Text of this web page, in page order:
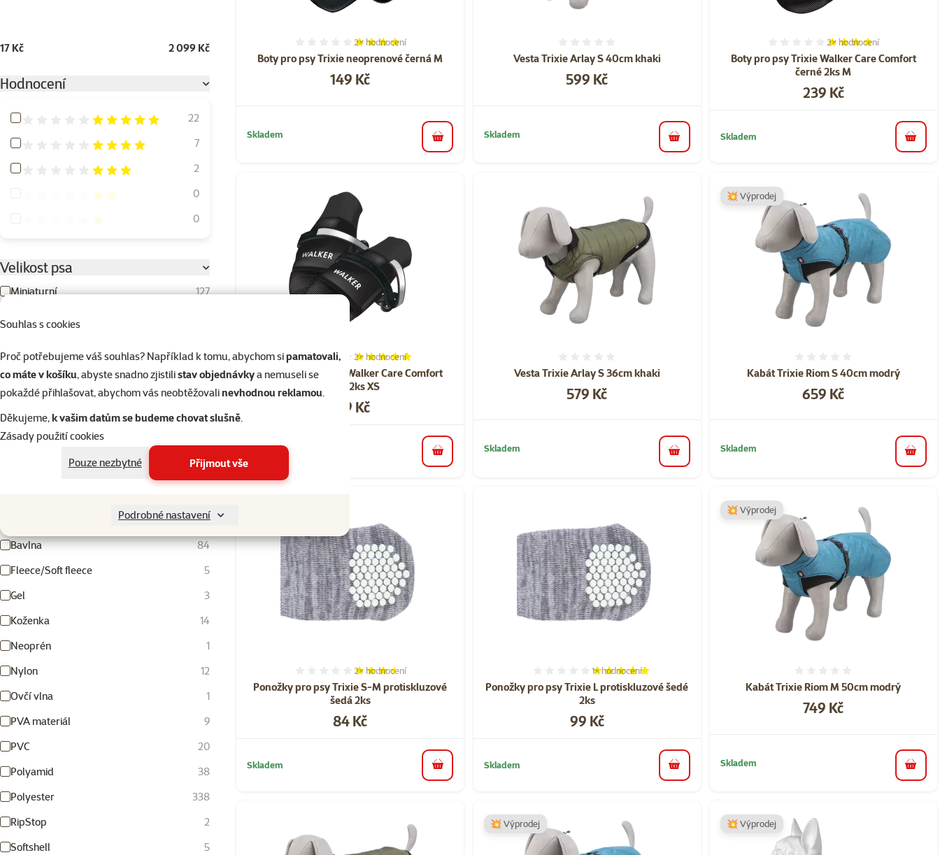
Souhlas s cookies
Proč potřebujeme váš souhlas? Například k tomu, abychom sipamatovali,
co máte v košíku, abyste snadno zjistilistav objednávkya nemuseli se
pokaždé přihlašovat, abychom vás neobtěžovalinevhodnou reklamou.
Děkujeme,k vašim datům se budeme chovat slušně.
Zásady použití cookies
Pouze nezbytné
Přijmout vše
Podrobné nastavení
17 Kč 2 099 Kč
Hodnocení
Hodnocení 100%
22
Hodnocení 80%
7
Hodnocení 60%
2
Hodnocení 40%
0
Hodnocení 20%
0
Velikost psa
Miniaturní
127
Velký
Obří
29
Barva
Multicolor
RůžováSvětle modrá
Tmavě modrá
Tmavě šedáTyrkysová
Zelená
ČervenáŠedohnědá/taupe
Šedá Žlutá
Bavlna
84
Fleece/Soft fleece
5
Gel
3
Koženka
14
Neoprén
1
Nylon
12
Ovčí vlna
1
PVA materiál
9
PVC
20
Polyamid
38
Polyester
338
RipStop
2
Softshell
5
Boty pro psy Trixie neoprenové černá M
Hodnocení 80%, počet hodnocení: 2
2× hodnocení
Cena
149 Kč
Skladem
do košíku
Vesta Trixie Arlay S 40cm khaki
Cena
599 Kč
Skladem
do košíku
Boty pro psy Trixie Walker Care Comfort
černé 2ks M
Hodnocení 80%, počet
2× hodnocení
Cena
239 Kč
Skladem do
Boty pro psy Trixie Walker Care Comfort
černé 2ks XS
Hodnocení 100%, počet hodnocení: 2
2× hodnocení
Cena
159 Kč
do košíku
Vesta Trixie Arlay S 36cm khaki
Cena
579 Kč
Skladem
do košíku
Kabát Trixie Riom S 40cm modrý
Cena
659 Kč
💥 Výprodej
Skladem
do
Ponožky pro psy Trixie S-M protiskluzové
šedá 2ks
Hodnocení 70%, počet hodnocení: 2
2× hodnocení
Cena
84 Kč
Skladem do košíku
Ponožky pro psy Trixie L protiskluzové šedé
2ks
Hodnocení 100%, počet hodnocení: 1
1×hodnocení
Cena
99 Kč
Skladem do košíku
Kabát Trixie Riom M 50cm modrý
Cena
749 Kč
💥 Výprodej
Skladem
do
💥 Výprodej 💥 Výprodej